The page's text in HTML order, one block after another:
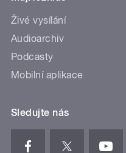
Živé vysílání
Audioarchiv
Podcasty
Mobilní aplikace
Sledujte nás